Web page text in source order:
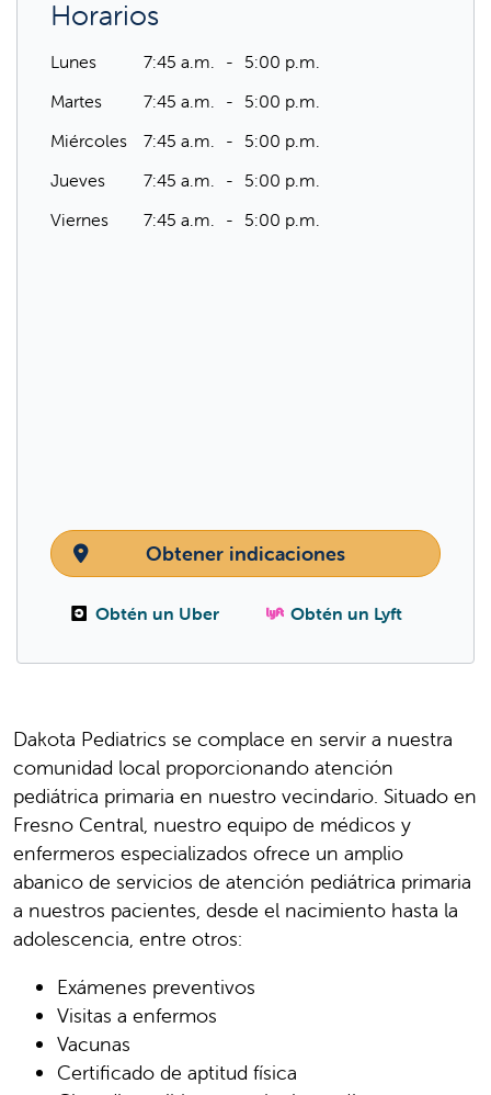
Horarios
Lunes 7:45 a.m.
5:00 p.m.
Martes
7:45 a.m.
5:00 p.m.
Miércoles
7:45 a.m.
5:00 p.m.
Jueves
7:45 a.m.
5:00 p.m.
Viernes
7:45 a.m. 5:00 p.m.
Obtener indicaciones
Obtén un Uber Obtén un Lyft
Dakota Pediatrics se complace en servir a nuestra
comunidad local proporcionando atención
pediátrica primaria en nuestro vecindario. Situado en
Fresno Central, nuestro equipo de médicos y
enfermeros especializados ofrece un amplio
abanico de servicios de atención pediátrica primaria
a nuestros pacientes, desde el nacimiento hasta la
adolescencia, entre otros:
Exámenes preventivos
Visitas a enfermos
Vacunas
Certificado de aptitud física